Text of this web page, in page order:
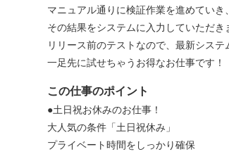
マニュアル通りに検証作業を進めていき、
その結果をシステムに入力していただき
リリース前のテストなので、最新システ
一足先に試せちゃうお得なお仕事です！
この仕事のポイント
●土日祝お休みのお仕事！
大人気の条件「土日祝休み」
プライベート時間をしっかり確保